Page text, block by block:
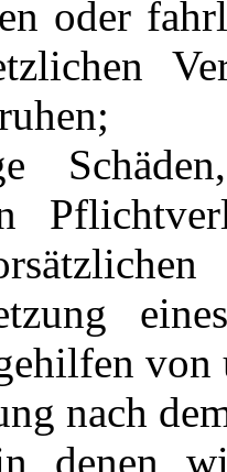
oder
von
nach
denen